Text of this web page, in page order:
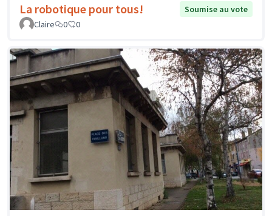
La robotique pour tous!
Soumise au vote
Claire
0 0